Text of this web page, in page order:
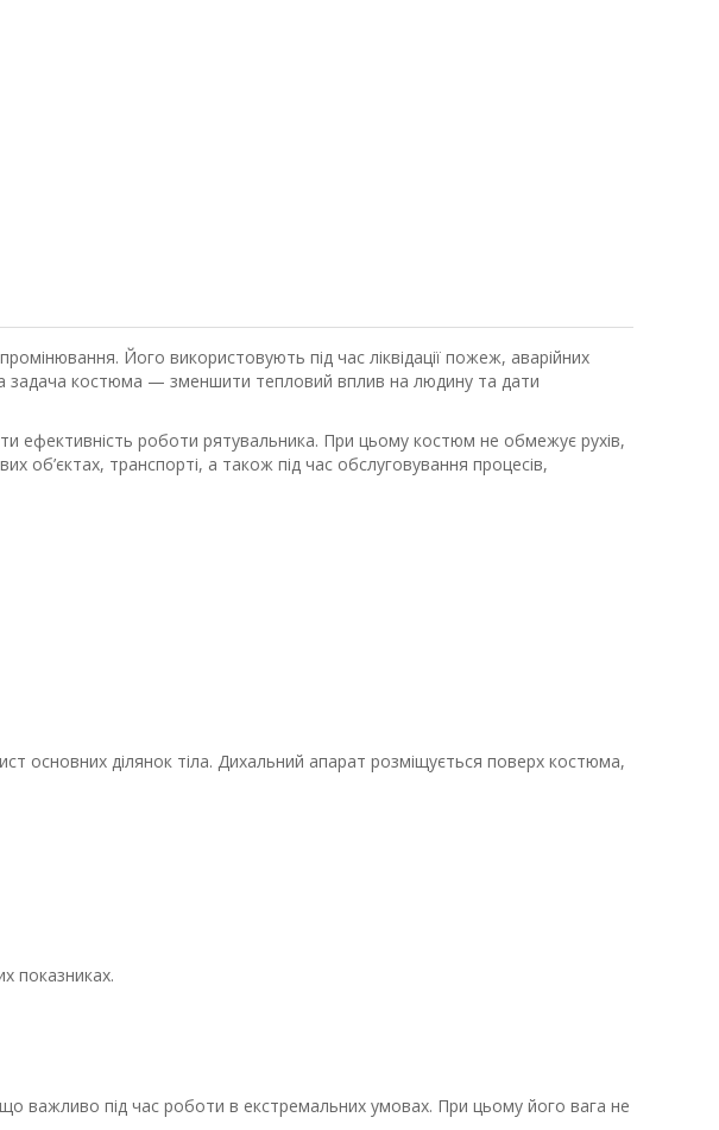
Його використовують під час ліквідації пожеж, аварійних
задача костюма — зменшити тепловий вплив на людину та дати
ефективність роботи рятувальника. При цьому костюм не обмежує рухів,
транспорті, а також під час обслуговування процесів,
основних ділянок тіла. Дихальний апарат розміщується поверх костюма,
показниках.
важливо під час роботи в екстремальних умовах. При цьому його вага не